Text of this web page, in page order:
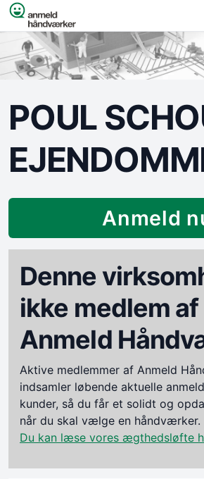
Spring til indhold
POUL
Anmeld
Denne
ikke medlem af
Anmeld
Aktive medlemmer af Anmeld
indsamler løbende aktuelle
kunder, så du får et solidt og
når du skal vælge en håndværker.
Du kan læse vores ægthedsløfte